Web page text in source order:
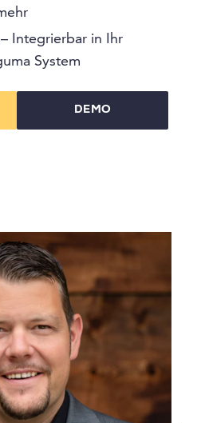
– Integrierbar in Ihr
System
DEMO